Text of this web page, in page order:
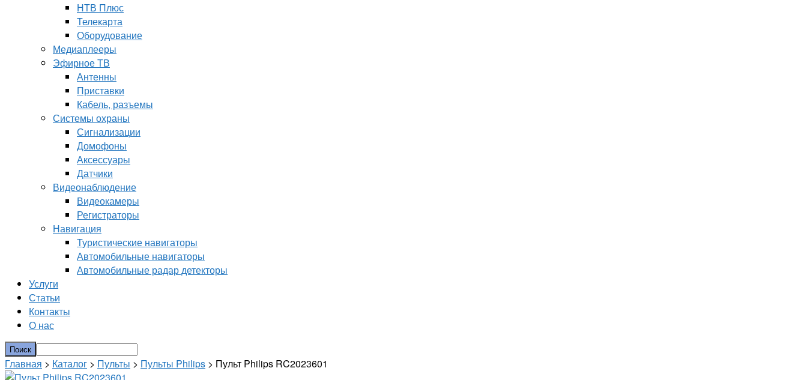
НТВ Плюс
Телекарта
Оборудование
Медиаплееры
Эфирное ТВ
Антенны
Приставки
Кабель, разъемы
Системы охраны
Сигнализации
Домофоны
Аксессуары
Датчики
Видеонаблюдение
Видеокамеры
Регистраторы
Навигация
Туристические навигаторы
Автомобильные навигаторы
Автомобильные радар детекторы
Услуги
Статьи
Контакты
О нас
Главная > Каталог > Пульты > Пульты Philips > Пульт Philips RC2023601